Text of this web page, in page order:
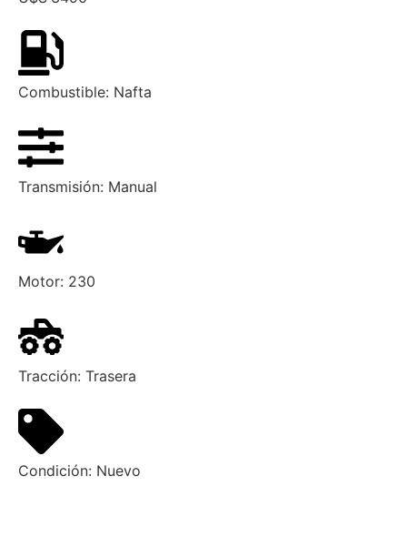
Combustible: Nafta
Transmisión: Manual
Motor: 230
Tracción: Trasera
Condición: Nuevo